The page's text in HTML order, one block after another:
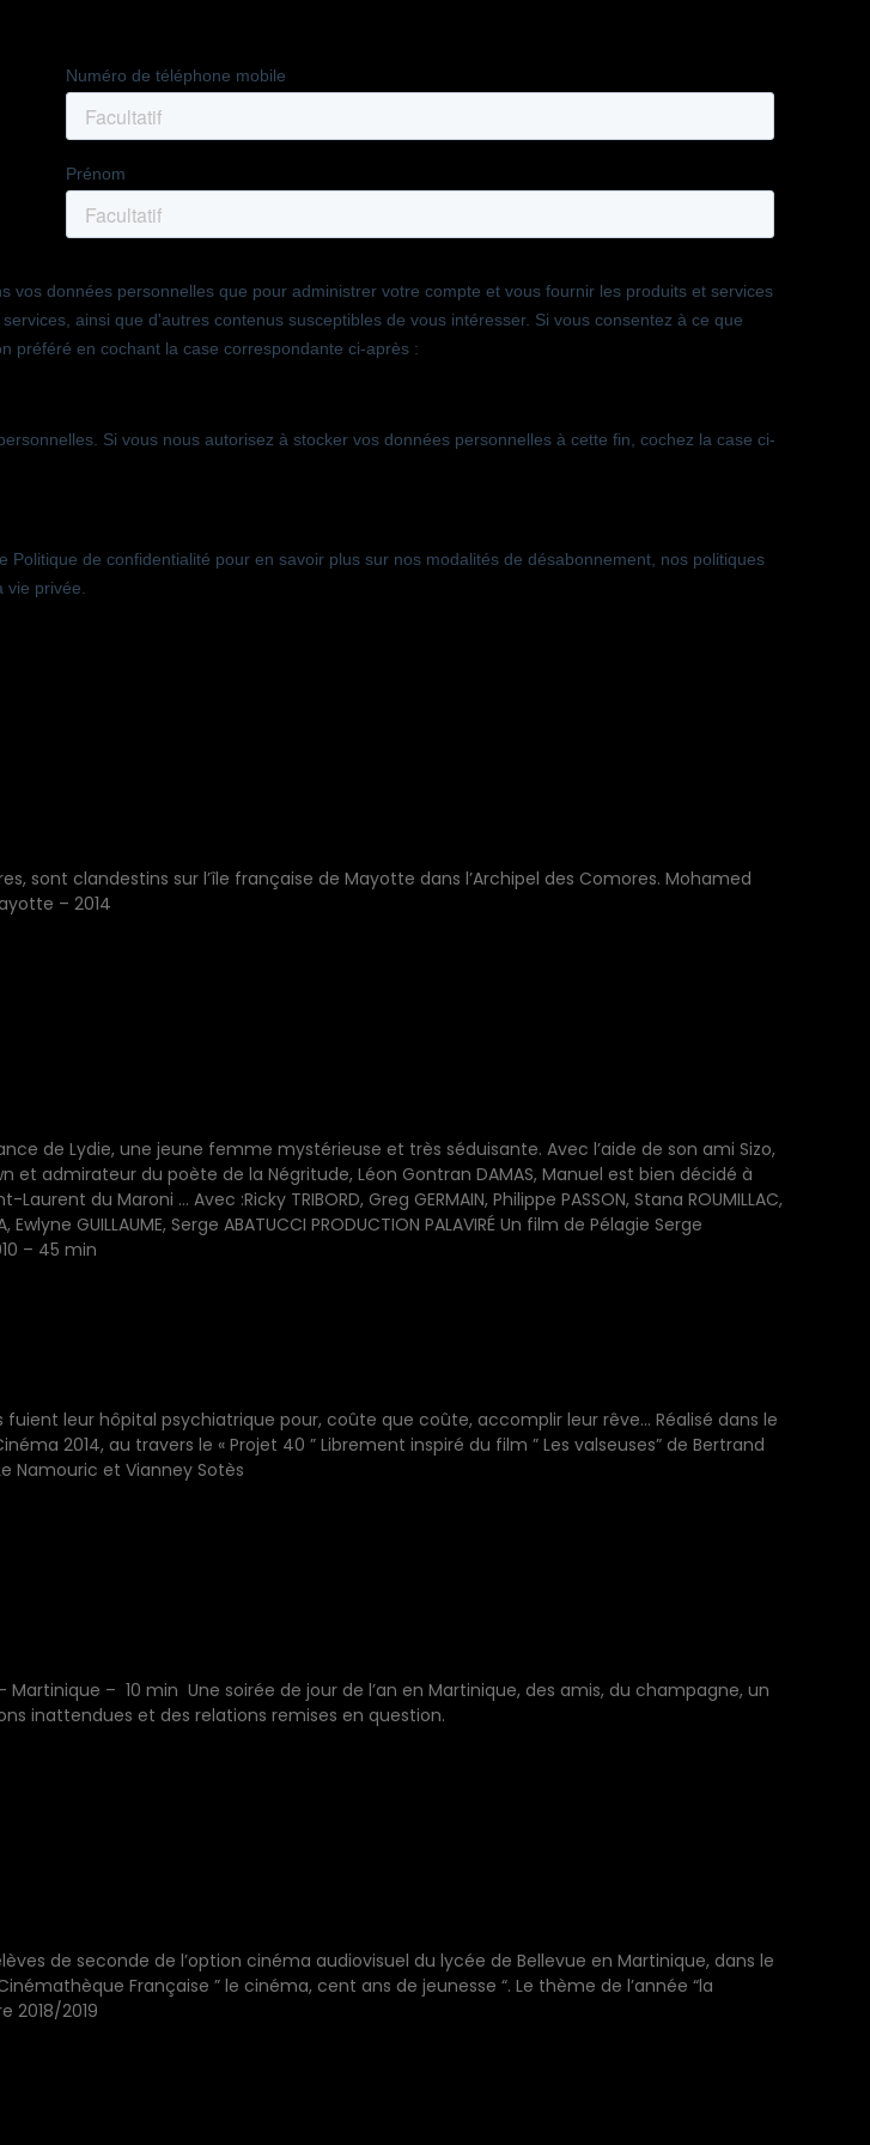
sont clandestins sur l’île française de Mayotte dans l’Archipel des Comores. Mohamed
– 2014
de Lydie, une jeune femme mystérieuse et très séduisante. Avec l’aide de son ami Sizo,
et admirateur du poète de la Négritude, Léon Gontran DAMAS, Manuel est bien décidé à
du Maroni … Avec :Ricky TRIBORD, Greg GERMAIN, Philippe PASSON, Stana ROUMILLAC,
Ewlyne GUILLAUME, Serge ABATUCCI PRODUCTION PALAVIRÉ Un film de Pélagie Serge
– 45 min
fuient leur hôpital psychiatrique pour, coûte que coûte, accomplir leur rêve… Réalisé dans le
2014, au travers le « Projet 40 ” Librement inspiré du film ” Les valseuses” de Bertrand
Namouric et Vianney Sotès
Martinique – 10 min Une soirée de jour de l’an en Martinique, des amis, du champagne, un
inattendues et des relations remises en question.
de seconde de l’option cinéma audiovisuel du lycée de Bellevue en Martinique, dans le
Française ” le cinéma, cent ans de jeunesse “. Le thème de l’année “la
2018/2019